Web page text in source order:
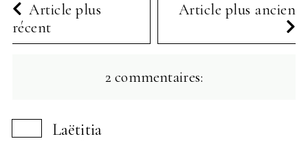
Article plus
récent
Article plus ancien
2 commentaires:
Laëtitia